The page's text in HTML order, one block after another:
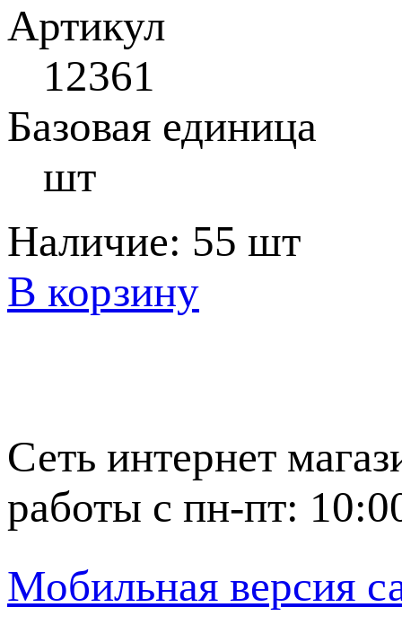
Артикул
12361
Базовая единица
шт
Наличие: 55 шт
В корзину
Сеть интернет
работы с пн-пт:
Мобильная версия